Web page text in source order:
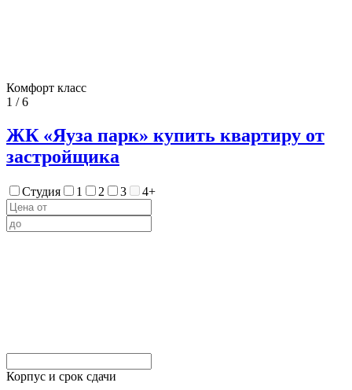
Комфорт класс
1 / 6
ЖК «Яуза парк» купить квартиру от
застройщика
Студия 1 2 3 4+
Корпус и срок сдачи